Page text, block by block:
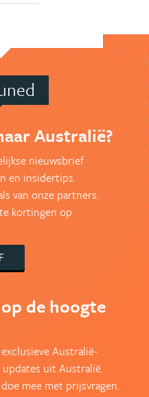
Australië?
nieuwsbrief
en insidertips.
van onze partners.
kortingen op
de hoogte
Australië-
uit Australië.
mee met prijsvragen.